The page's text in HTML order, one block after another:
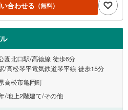
合わせる （無料）
園北口駅/高徳線 徒歩6分
/高松琴平電気鉄道琴平線 徒歩15分
高松市亀岡町
/地上2階建て/その他